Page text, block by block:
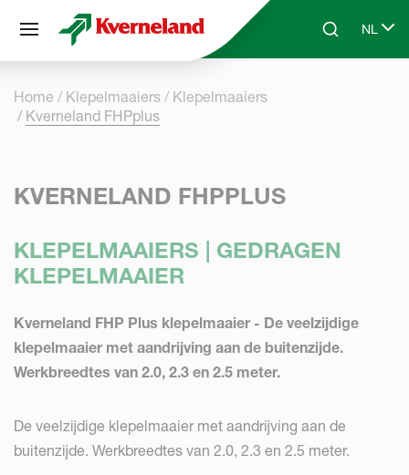
Skip to main contentSearchNL
Select
Home Klepelmaaiers
Klepelmaaiers
Kverneland FHPplus
KVERNELAND FHPPLUS
KLEPELMAAIERS | GEDRAGEN
KLEPELMAAIER
Kverneland FHP Plus klepelmaaier - De veelzijdige
klepelmaaier met aandrijving aan de buitenzijde.
Werkbreedtes van 2.0, 2.3 en 2.5 meter.
De veelzijdige klepelmaaier met aandrijving aan de
buitenzijde. Werkbreedtes van 2.0, 2.3 en 2.5 meter.
Cookies beheer paneel